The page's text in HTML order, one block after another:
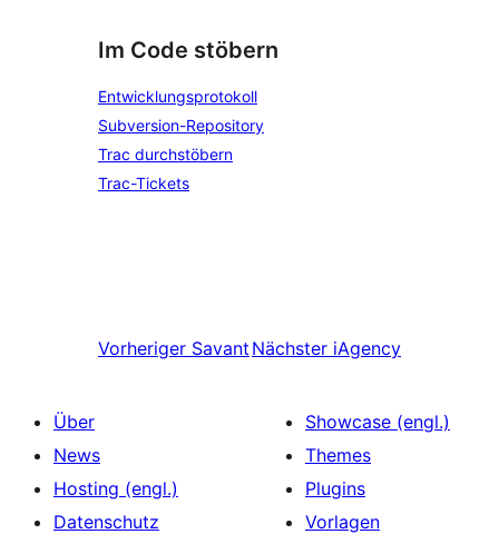
Im Code stöbern
Entwicklungsprotokoll
Subversion-Repository
Trac durchstöbern
Trac-Tickets
Vorheriger Savant Nächster iAgency
Über
News
Hosting (engl.)
Datenschutz
Showcase (engl.)
Themes
Plugins
Vorlagen